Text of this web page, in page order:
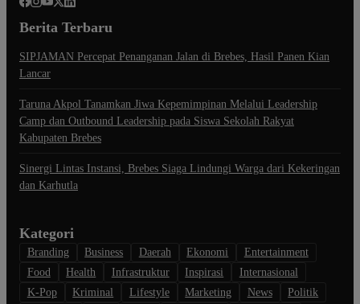
Berita Terbaru
SIPJAMAN Percepat Penanganan Jalan di Brebes, Hasil Panen Kian
Lancar
Taruna Akpol Tanamkan Jiwa Kepemimpinan Melalui Leadership
Camp dan Outbound Leadership pada Siswa Sekolah Rakyat
Kabupaten Brebes
Sinergi Lintas Instansi, Brebes Siaga Lindungi Warga dari Kekeringan
dan Karhutla
Kategori
Branding Business Daerah Ekonomi
Entertainment
Food
Health Infrastruktur Inspirasi
Internasional
K-Pop
Kriminal Lifestyle Marketing News Politik